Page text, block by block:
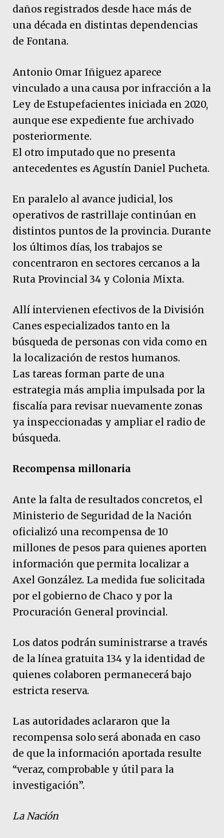
daños registrados desde hace más de
una década en distintas dependencias
de Fontana.
Antonio Omar Iñiguez aparece
vinculado a una causa por infracción a la
Ley de Estupefacientes iniciada en 2020,
aunque ese expediente fue archivado
posteriormente.
El otro imputado que no presenta
antecedentes es Agustín Daniel Pucheta.
En paralelo al avance judicial, los
operativos de rastrillaje continúan en
distintos puntos de la provincia. Durante
los últimos días, los trabajos se
concentraron en sectores cercanos a la
Ruta Provincial 34 y Colonia Mixta.
Allí intervienen efectivos de la División
Canes especializados tanto en la
búsqueda de personas con vida como en
la localización de restos humanos.
Las tareas forman parte de una
estrategia más amplia impulsada por la
fiscalía para revisar nuevamente zonas
ya inspeccionadas y ampliar el radio de
búsqueda.
Recompensa millonaria
Ante la falta de resultados concretos, el
Ministerio de Seguridad de la Nación
oficializó una recompensa de 10
millones de pesos para quienes aporten
información que permita localizar a
Axel González. La medida fue solicitada
por el gobierno de Chaco y por la
Procuración General provincial.
Los datos podrán suministrarse a través
de la línea gratuita 134 y la identidad de
quienes colaboren permanecerá bajo
estricta reserva.
Las autoridades aclararon que la
recompensa solo será abonada en caso
de que la información aportada resulte
“veraz, comprobable y útil para la
investigación”.
La Nación